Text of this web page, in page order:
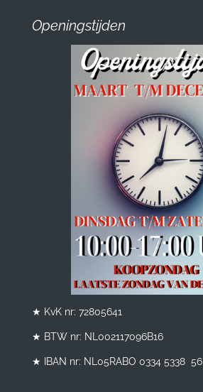
Openingstijden
★ KvK nr: 72805641
★ BTW nr: NL002117096B16
★ IBAN nr: NL05RABO 0334 5338 56